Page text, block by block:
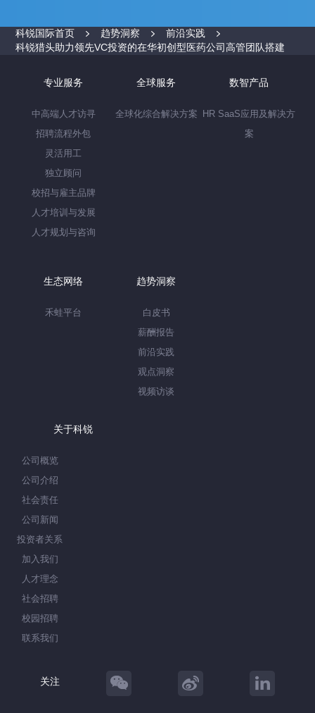
科锐国际首页 趋势洞察
前沿实践
科锐猎头助力领先VC投资的在华初创型医药公司高管团队搭建
专业服务
中高端人才访寻
招聘流程外包
灵活用工
独立顾问
校招与雇主品牌
人才培训与发展
人才规划与咨询
全球服务
全球化综合解决方案
数智产品
HR SaaS应用及解决方
案
生态网络
禾蛙平台
趋势洞察
白皮书
薪酬报告
前沿实践
观点洞察
视频访谈
关于科锐
公司概览
公司介绍
社会责任
公司新闻
投资者关系
加入我们
人才理念
社会招聘
校园招聘
联系我们
关注